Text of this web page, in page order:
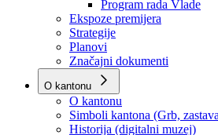
Vlada
Poslovnik
Program rada Vlade
Ekspoze premijera
Strategije
Planovi
Značajni dokumenti
O kantonu